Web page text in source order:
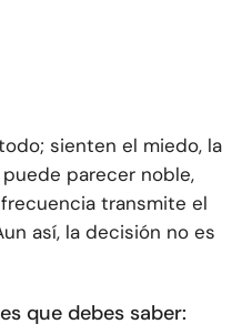
sienten el miedo, la
parecer noble,
transmite el
así, la decisión no es
que debes saber: